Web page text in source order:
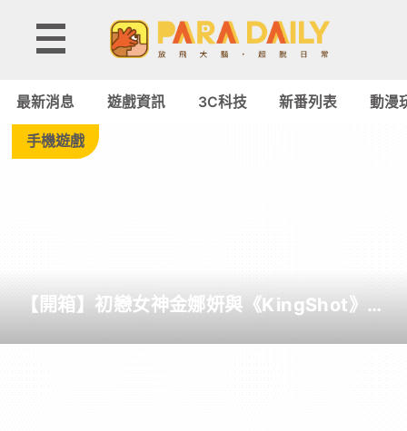
Tag:
口
-
遊
最新消息 遊戲資訊 3C科技 新番列表 動漫
手機遊戲
【開箱】初戀女神金娜妍與《KingShot》再